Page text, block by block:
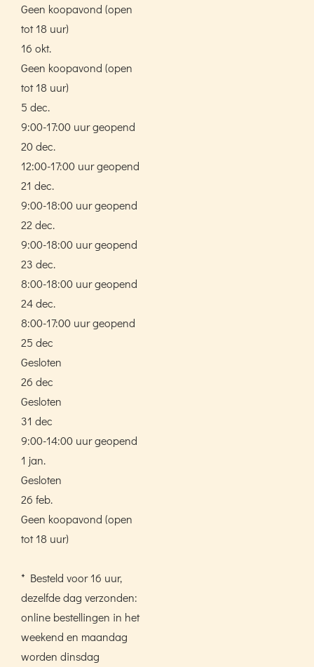
Geen koopavond (open
tot 18 uur)
16 okt.
Geen koopavond (open
tot 18 uur)
5 dec.
9:00-17:00 uur geopend
20 dec.
12:00-17:00 uur geopend
21 dec.
9:00-18:00 uur geopend
22 dec.
9:00-18:00 uur geopend
23 dec.
8:00-18:00 uur geopend
24 dec.
8:00-17:00 uur geopend
25 dec
Gesloten
26 dec
Gesloten
31 dec
9:00-14:00 uur geopend
1 jan.
Gesloten
26 feb.
Geen koopavond (open
tot 18 uur)
* Besteld voor 16 uur,
dezelfde dag verzonden:
online bestellingen in het
weekend en maandag
worden dinsdag